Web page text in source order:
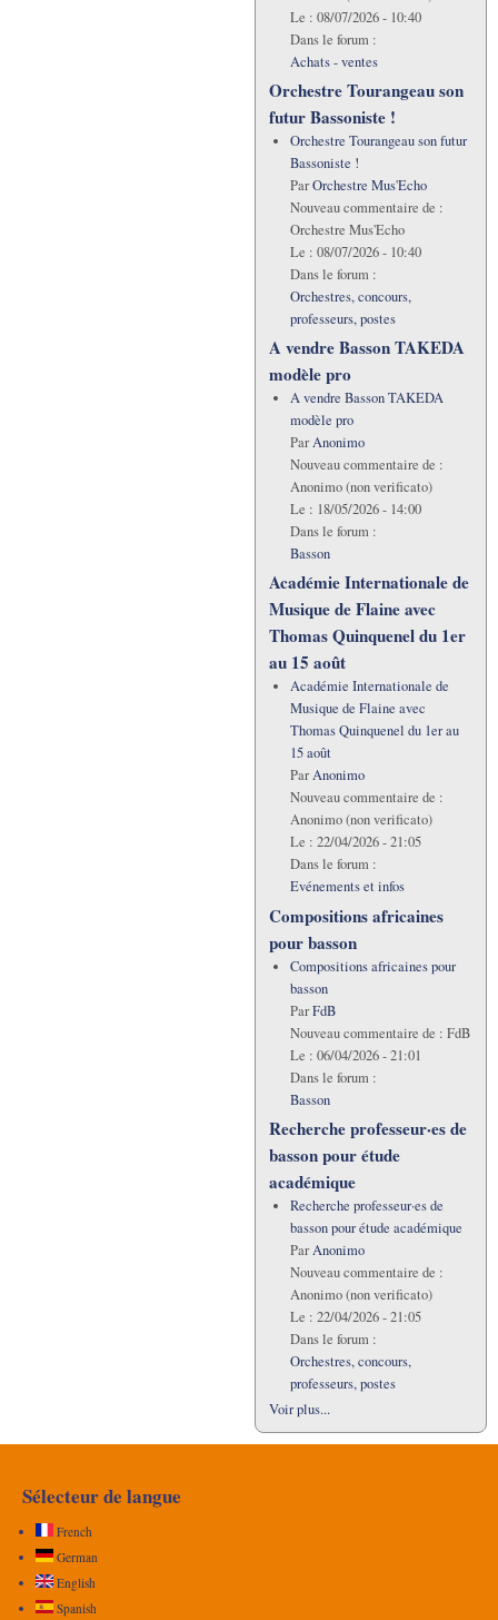
Le : 08/07/2026 - 10:40
Dans le forum :
Achats - ventes
Orchestre Tourangeau son
futur Bassoniste !
Orchestre Tourangeau son futur
Bassoniste !
ParOrchestre Mus'Echo
Nouveau commentaire de :
Orchestre Mus'Echo
Le : 08/07/2026 - 10:40
Dans le forum :
Orchestres, concours,
professeurs, postes
A vendre Basson TAKEDA
modèle pro
A vendre Basson TAKEDA
modèle pro
ParAnonimo
Nouveau commentaire de :
Anonimo (non verificato)
Le : 18/05/2026 - 14:00
Dans le forum :
Basson
Académie Internationale de
Musique de Flaine avec
Thomas Quinquenel du 1er
au 15 août
Académie Internationale de
Musique de Flaine avec
Thomas Quinquenel du 1er au
15 août
ParAnonimo
Nouveau commentaire de :
Anonimo (non verificato)
Le : 22/04/2026 - 21:05
Dans le forum :
Evénements et infos
Compositions africaines
pour basson
Compositions africaines pour
basson
ParFdB
Nouveau commentaire de : FdB
Le : 06/04/2026 - 21:01
Dans le forum :
Basson
Recherche professeur·es de
basson pour étude
académique
Recherche professeur·es de
basson pour étude académique
ParAnonimo
Nouveau commentaire de :
Anonimo (non verificato)
Le : 22/04/2026 - 21:05
Dans le forum :
Orchestres, concours,
professeurs, postes
Voir plus...
Sélecteur de langue
French
German
English
Spanish